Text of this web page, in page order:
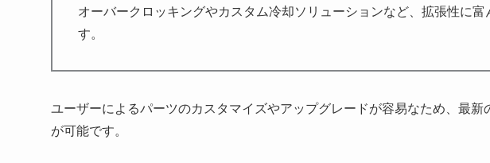
オーバークロッキングやカスタム冷却ソリューションなど、拡張性に
す。
ユーザーによるパーツのカスタマイズやアップグレードが容易なため、最
が可能です。